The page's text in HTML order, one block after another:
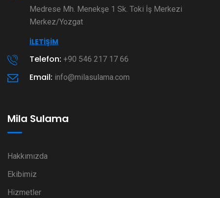
Medrese Mh. Menekşe 1 Sk. Toki İş Merkezi
Merkez/Yozgat
İLETIŞIM
Telefon: +90 546 217 17 66
Email: info@milasulama.com
Mila Sulama
Hakkımızda
Ekibimiz
Hizmetler